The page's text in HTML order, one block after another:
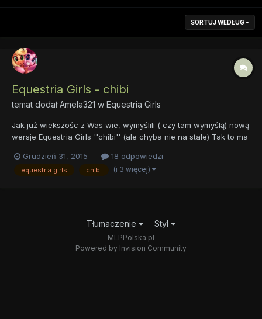
SORTUJ WEDŁUG
Equestria Girls - chibi
temat dodałAmela321 w Equestria Girls
Jak już wiekszośc z Was wie, wymyślili ( czy tam wymyślą) nową
wersje Equestria Girls ''chibi'' (ale chyba nie na stałe) Tak to ma
to przypomina g3.5 :/ Ble A jakie są wasze opinie na temat ''tego
czegos''? Podoba w...
Grudzień 31, 2015 18 odpowiedzi
equestria girls chibi (i 3 więcej)
Tłumaczenie Styl
MLPPolska.pl
Powered by Invision Community